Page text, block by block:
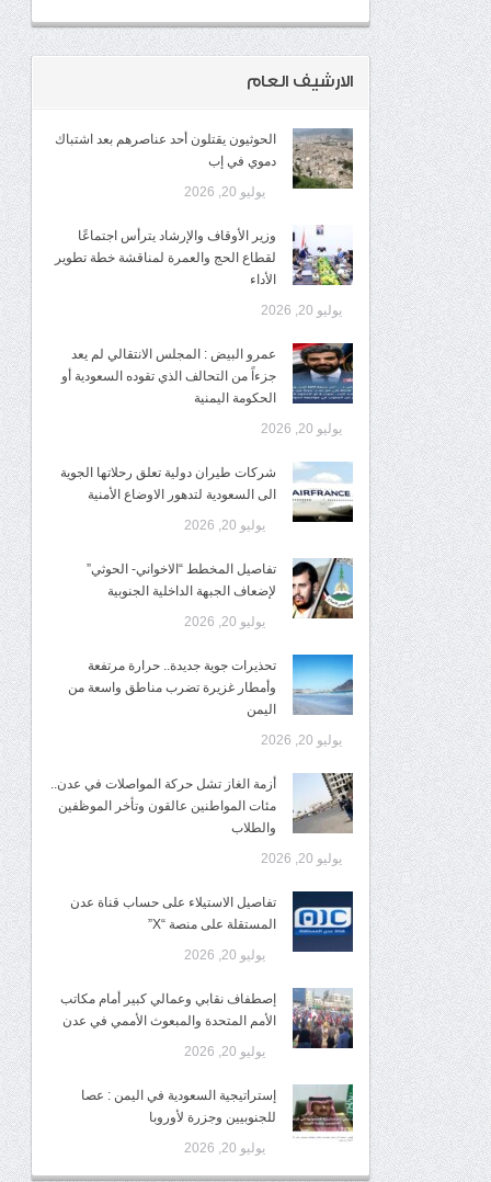
الارشيف العام
الحوثيون يقتلون أحد عناصرهم بعد اشتباك
دموي في إب
يوليو 20, 2026
وزير الأوقاف والإرشاد يترأس اجتماعًا
لقطاع الحج والعمرة لمناقشة خطة تطوير
الأداء
يوليو 20, 2026
عمرو البيض : المجلس الانتقالي لم يعد
جزءاً من التحالف الذي تقوده السعودية أو
الحكومة اليمنية
يوليو 20, 2026
شركات طيران دولية تعلق رحلاتها الجوية
الى السعودية لتدهور الاوضاع الأمنية
يوليو 20, 2026
تفاصيل المخطط “الاخواني- الحوثي”
لإضعاف الجبهة الداخلية الجنوبية
يوليو 20, 2026
تحذيرات جوية جديدة.. حرارة مرتفعة
وأمطار غزيرة تضرب مناطق واسعة من
اليمن
يوليو 20, 2026
أزمة الغاز تشل حركة المواصلات في عدن..
مئات المواطنين عالقون وتأخر الموظفين
والطلاب
يوليو 20, 2026
تفاصيل الاستيلاء على حساب قناة عدن
المستقلة على منصة “X”
يوليو 20, 2026
إصطفاف نقابي وعمالي كبير أمام مكاتب
الأمم المتحدة والمبعوث الأممي في عدن
يوليو 20, 2026
إستراتيجية السعودية في اليمن : عصا
للجنوبيين وجزرة لأوروبا
يوليو 20, 2026